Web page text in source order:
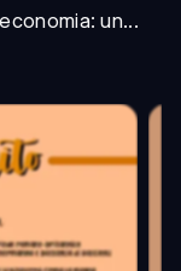
un...